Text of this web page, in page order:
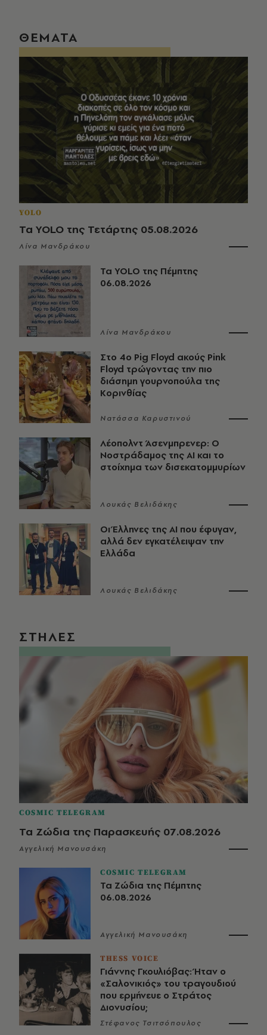
ΘΕΜΑΤΑ
YOLO
Τα YOLO της Τετάρτης 05.08.2026
Λίνα Μανδράκου
Τα YOLO της Πέμπτης
06.08.2026
Λίνα Μανδράκου
Στο 4ο Pig Floyd ακούς Pink
Floyd τρώγοντας την πιο
διάσημη γουρνοπούλα της
Κορινθίας
Νατάσσα Καρυστινού
Λέοπολντ Άσενμπρενερ: Ο
Νοστράδαμος της AI και το
στοίχημα των δισεκατομμυρίων
Λουκάς Βελιδάκης
Οι Έλληνες της ΑΙ που έφυγαν,
αλλά δεν εγκατέλειψαν την
Ελλάδα
Λουκάς Βελιδάκης
ΣΤΗΛΕΣ
COSMIC TELEGRAM
Τα Ζώδια της Παρασκευής 07.08.2026
Αγγελική Μανουσάκη
COSMIC TELEGRAM
Τα Ζώδια της Πέμπτης
06.08.2026
Αγγελική Μανουσάκη
THESS VOICE
Γιάννης Γκουλιόβας: Ήταν ο
«Σαλονικιός» του τραγουδιού
που ερμήνευε ο Στράτος
Διονυσίου;
Στέφανος Τσιτσόπουλος